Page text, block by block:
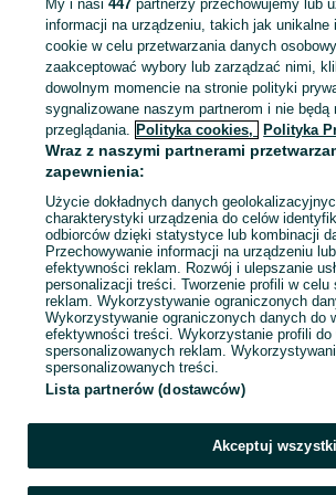
Zaloguj się lub załóż konto na OLX, aby
sprzedającym
Zaloguj się / Załóż konto
Wyślij wiadomość
My i nasi447 partnerzy przechowujemy lub
informacji na urządzeniu, takich jak
cookie w celu przetwarzania danych
zaakceptować wybory lub zarządzać nimi,
dowolnym momencie na stronie polityki
sygnalizowane naszym partnerom i nie będą
przeglądania. Polityka cookies, Polityka
Wraz z naszymi partnerami
zapewnienia:
Użycie dokładnych danych
charakterystyki urządzenia do celów
odbiorców dzięki statystyce lub kombinacji
Przechowywanie informacji na urządzeniu
efektywności reklam. Rozwój i ulepszanie
personalizacji treści. Tworzenie profili w celu
reklam. Wykorzystywanie ograniczonych
Wykorzystywanie ograniczonych danych do
efektywności treści. Wykorzystanie profili do
spersonalizowanych reklam.
spersonalizowanych treści.
Lista partnerów (dostawców)
Akceptuj